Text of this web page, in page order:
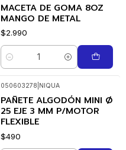
MACETA DE GOMA 8OZ
MANGO DE METAL
$2.990
Cantidad
050603278 NIQUA
PAÑETE ALGODÓN MINI Ø
25 EJE 3 MM P/MOTOR
FLEXIBLE
$490